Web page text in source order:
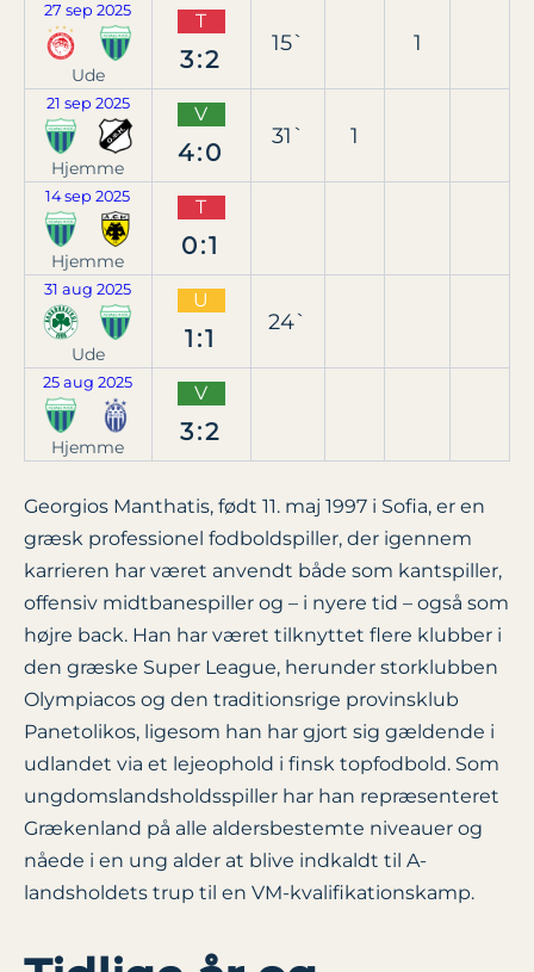
27 sep 2025
Ude
T
3:2
15` 1
21 sep 2025
Hjemme
V
4:0
31` 1
14 sep 2025
Hjemme
T
0:1
31 aug 2025
Ude
U
1:1
24`
25 aug 2025
Hjemme
V
3:2
Georgios Manthatis, født 11. maj 1997 i Sofia, er en
græsk professionel fodboldspiller, der igennem
karrieren har været anvendt både som kantspiller,
offensiv midtbanespiller og – i nyere tid – også som
højre back. Han har været tilknyttet flere klubber i
den græske Super League, herunder storklubben
Olympiacos og den traditionsrige provinsklub
Panetolikos, ligesom han har gjort sig gældende i
udlandet via et lejeophold i finsk topfodbold. Som
ungdomslandsholdsspiller har han repræsenteret
Grækenland på alle aldersbestemte niveauer og
nåede i en ung alder at blive indkaldt til A-
landsholdets trup til en VM-kvalifikationskamp.